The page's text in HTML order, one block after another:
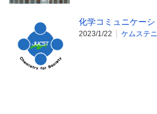
化学コミュニケー
2023/1/22 ケムステ